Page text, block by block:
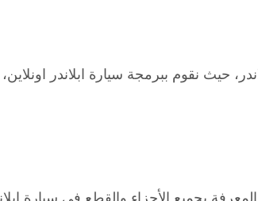
حيث نقوم ببرمجة سيارة ابلاندر